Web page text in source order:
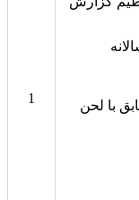
1 با لحن